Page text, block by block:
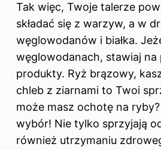
Tak więc, Twoje talerze
składać się z warzyw, a w
węglowodanów i białka.
węglowodanach, stawiaj na
produkty. Ryż brązowy,
chleb z ziarnami to Twoi
może masz ochotę na
wybór! Nie tylko sprzyjają
również utrzymaniu